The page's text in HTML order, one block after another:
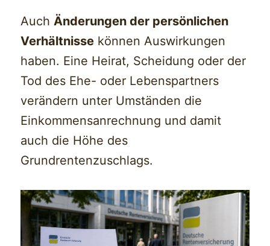
AuchÄnderungen der persönlichen
Verhältnisse können Auswirkungen
haben. Eine Heirat, Scheidung oder der
Tod des Ehe- oder Lebenspartners
verändern unter Umständen die
Einkommensanrechnung und damit
auch die Höhe des
Grundrentenzuschlags.